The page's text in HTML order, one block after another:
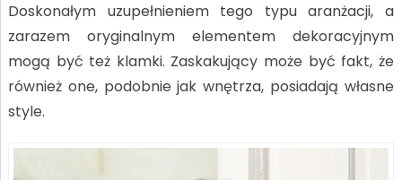
Doskonałym uzupełnieniem tego typu aranżacji, a
zarazem oryginalnym elementem dekoracyjnym
mogą być też klamki. Zaskakujący może być fakt, że
również one, podobnie jak wnętrza, posiadają własne
style.